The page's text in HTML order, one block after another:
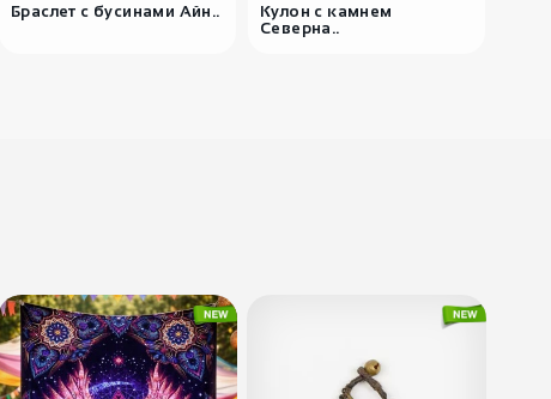
Браслет с бусинами Айн..
Кулон с камнем
Северна..